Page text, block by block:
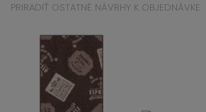
PRIRADIŤ OSTATNÉ NÁVRHY K OBJEDNÁVKE